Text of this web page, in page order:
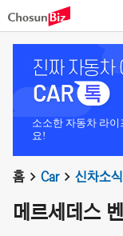
소소한 자동차 라
요!
홈 Car 신차소식
메르세데스